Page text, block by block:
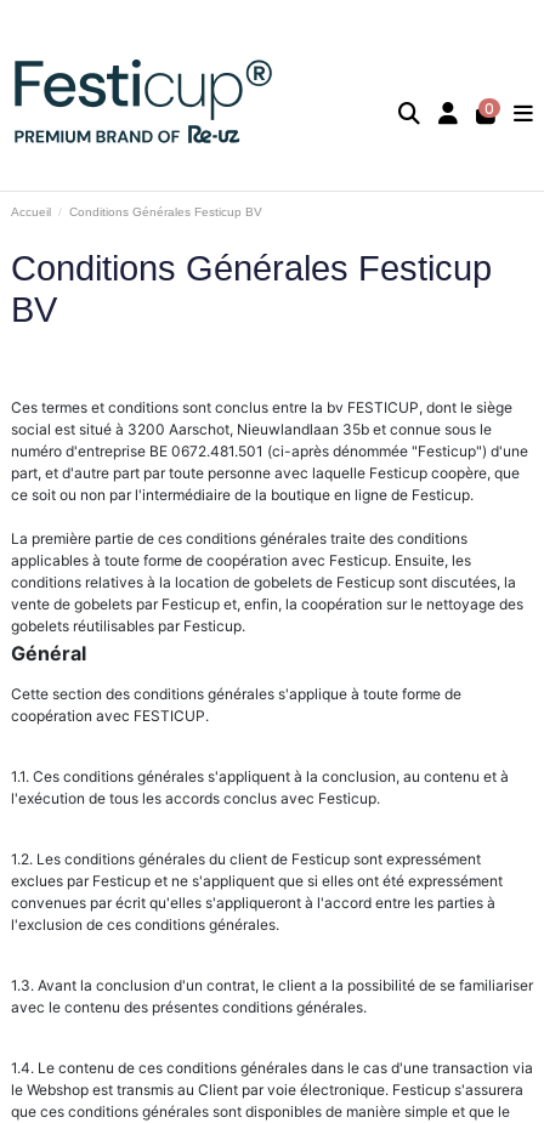
0
Accueil Conditions Générales Festicup BV
Conditions Générales Festicup
BV
Ces termes et conditions sont conclus entre la bv FESTICUP, dont le siège
social est situé à 3200 Aarschot, Nieuwlandlaan 35b et connue sous le
numéro d'entreprise BE 0672.481.501 (ci-après dénommée "Festicup") d'une
part, et d'autre part par toute personne avec laquelle Festicup coopère, que
ce soit ou non par l'intermédiaire de la boutique en ligne de Festicup.
La première partie de ces conditions générales traite des conditions
applicables à toute forme de coopération avec Festicup. Ensuite, les
conditions relatives à la location de gobelets de Festicup sont discutées, la
vente de gobelets par Festicup et, enfin, la coopération sur le nettoyage des
gobelets réutilisables par Festicup.
Général
Cette section des conditions générales s'applique à toute forme de
coopération avec FESTICUP.
1.1. Ces conditions générales s'appliquent à la conclusion, au contenu et à
l'exécution de tous les accords conclus avec Festicup.
1.2. Les conditions générales du client de Festicup sont expressément
exclues par Festicup et ne s'appliquent que si elles ont été expressément
convenues par écrit qu'elles s'appliqueront à l'accord entre les parties à
l'exclusion de ces conditions générales.
1.3. Avant la conclusion d'un contrat, le client a la possibilité de se familiariser
avec le contenu des présentes conditions générales.
1.4. Le contenu de ces conditions générales dans le cas d'une transaction via
le Webshop est transmis au Client par voie électronique. Festicup s'assurera
que ces conditions générales sont disponibles de manière simple et que le